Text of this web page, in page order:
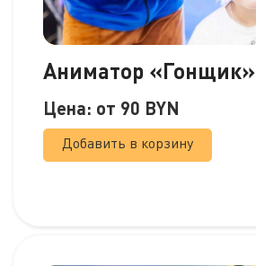
Аниматор «Гонщик»
Цена: от 90 BYN
Добавить в корзину